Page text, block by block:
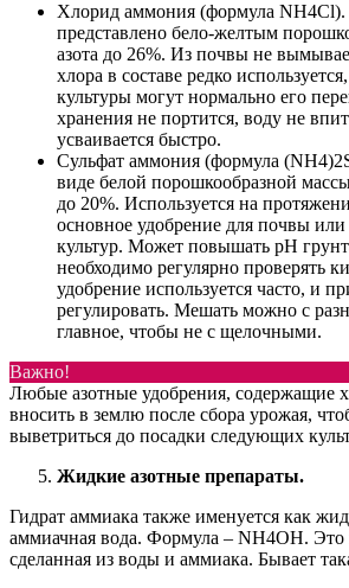
Хлорид аммония (формула NH4Cl).
представлено бело-желтым
азота до 26%. Из почвы не
хлора в составе редко
культуры могут нормально его
хранения не портится, воду не
усваивается быстро.
Сульфат аммония (формула
виде белой порошкообразной
до 20%. Используется на
основное удобрение для почвы
культур. Может повышать pH
необходимо регулярно проверять
удобрение используется часто, и
регулировать. Мешать можно с
главное, чтобы не с щелочными.
Важно!
Любые азотные удобрения, содержащие
вносить в землю после сбора урожая,
выветриться до посадки следующих
Жидкие азотные препараты.
Гидрат аммиака также именуется как
аммиачная вода. Формула – NH4OH. Это
сделанная из воды и аммиака. Бывает